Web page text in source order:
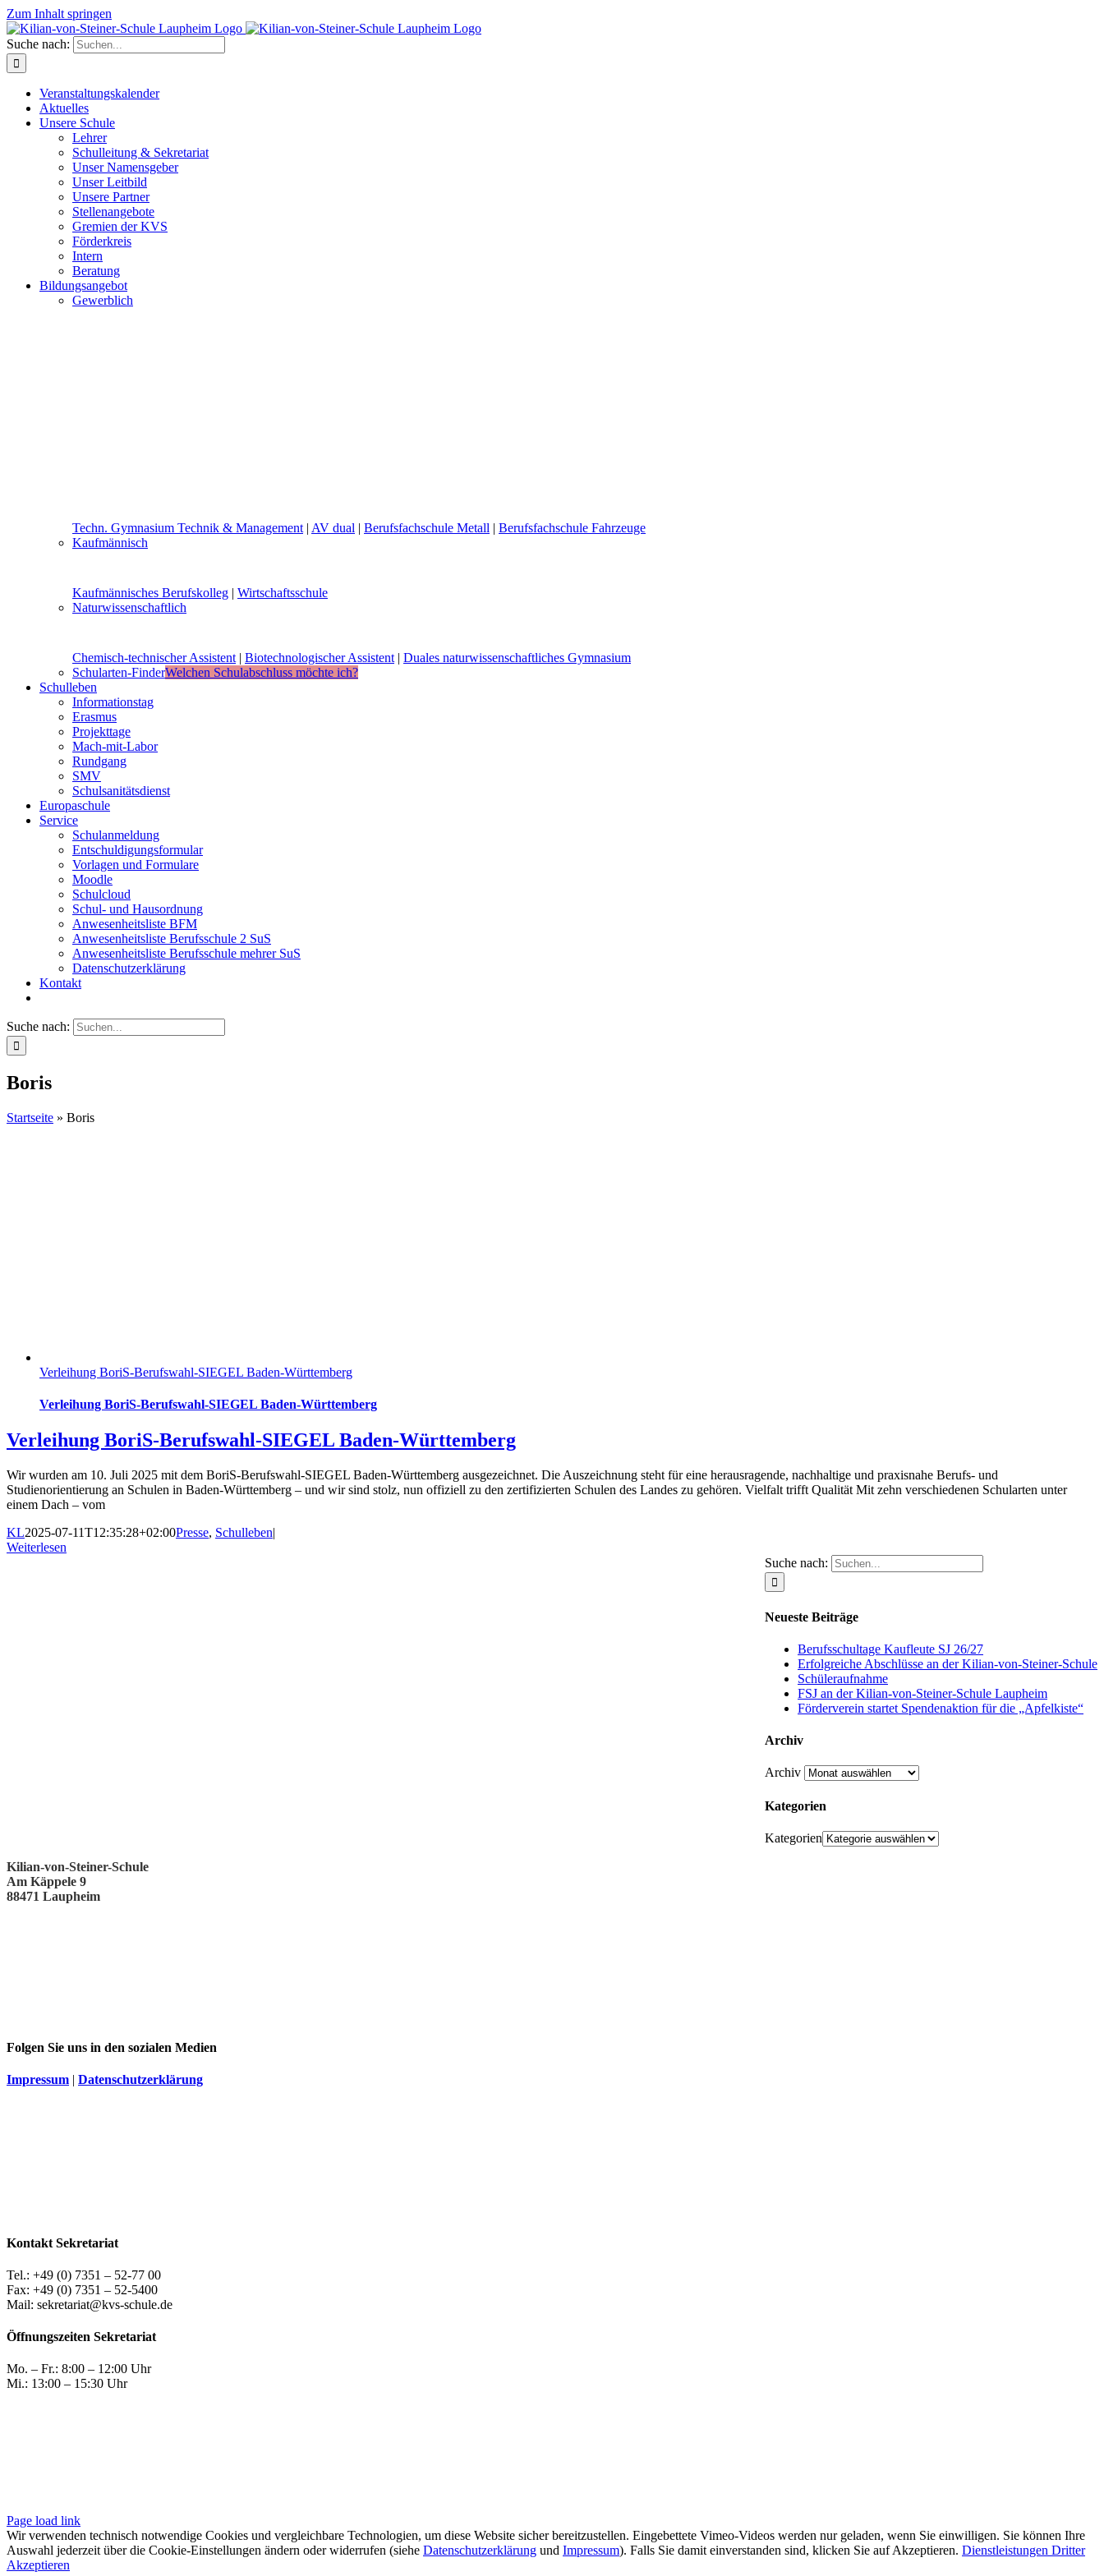
Zum Inhalt springen
Suche nach:
Veranstaltungskalender
Aktuelles
Unsere Schule
Lehrer
Schulleitung & Sekretariat
Unser Namensgeber
Unser Leitbild
Unsere Partner
Stellenangebote
Gremien der KVS
Förderkreis
Intern
Beratung
Bildungsangebot
Gewerblich
Techn. Gymnasium Technik & Management | AV dual | Berufsfachschule Metall | Berufsfachschule Fahrzeuge
Kaufmännisch
Kaufmännisches Berufskolleg | Wirtschaftsschule
Naturwissenschaftlich
Chemisch-technischer Assistent | Biotechnologischer Assistent | Duales naturwissenschaftliches Gymnasium
Schularten-FinderWelchen Schulabschluss möchte ich?
Schulleben
Informationstag
Erasmus
Projekttage
Mach-mit-Labor
Rundgang
SMV
Schulsanitätsdienst
Europaschule
Service
Schulanmeldung
Entschuldigungsformular
Vorlagen und Formulare
Moodle
Schulcloud
Schul- und Hausordnung
Anwesenheitsliste BFM
Anwesenheitsliste Berufsschule 2 SuS
Anwesenheitsliste Berufsschule mehrer SuS
Datenschutzerklärung
Kontakt
Suche nach:
Boris
Startseite » Boris
Verleihung BoriS-Berufswahl-SIEGEL Baden-Württemberg
Verleihung BoriS-Berufswahl-SIEGEL Baden-Württemberg
Verleihung BoriS-Berufswahl-SIEGEL Baden-Württemberg
Wir wurden am 10. Juli 2025 mit dem BoriS-Berufswahl-SIEGEL Baden-Württemberg ausgezeichnet. Die Auszeichnung steht für eine herausragende, nachhaltige und praxisnahe Berufs- und
Studienorientierung an Schulen in Baden-Württemberg – und wir sind stolz, nun offiziell zu den zertifizierten Schulen des Landes zu gehören. Vielfalt trifft Qualität Mit zehn verschiedenen Schularten unter
einem Dach – vom
KL2025-07-11T12:35:28+02:00Presse, Schulleben|
Weiterlesen
Suche nach:
Neueste Beiträge
Berufsschultage Kaufleute SJ 26/27
Erfolgreiche Abschlüsse an der Kilian-von-Steiner-Schule
Schüleraufnahme
FSJ an der Kilian-von-Steiner-Schule Laupheim
Förderverein startet Spendenaktion für die „Apfelkiste“
Archiv
Archiv
Kategorien
Kategorien
Kilian-von-Steiner-Schule
Am Käppele 9
88471 Laupheim
Folgen Sie uns in den sozialen Medien
Impressum | Datenschutzerklärung
Kontakt Sekretariat
Tel.: +49 (0) 7351 – 52-77 00
Fax: +49 (0) 7351 – 52-5400
Mail: sekretariat@kvs-schule.de
Öffnungszeiten Sekretariat
Mo. – Fr.: 8:00 – 12:00 Uhr
Mi.: 13:00 – 15:30 Uhr
Page load link
Wir verwenden technisch notwendige Cookies und vergleichbare Technologien, um diese Website sicher bereitzustellen. Eingebettete Vimeo-Videos werden nur geladen, wenn Sie einwilligen. Sie können Ihre
Auswahl jederzeit über die Cookie-Einstellungen ändern oder widerrufen (siehe Datenschutzerklärung und Impressum). Falls Sie damit einverstanden sind, klicken Sie auf Akzeptieren. Dienstleistungen Dritter
Akzeptieren